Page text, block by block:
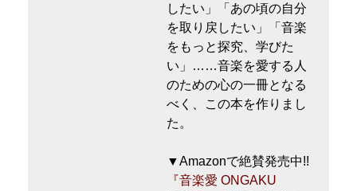
したい」「あの頃の自分
を取り戻したい」「音楽
をもっと探究、学びた
い」……音楽を愛する人
のための心の一冊となる
べく、この本を作りまし
た。
▼Amazonで絶賛発売中!!
『音楽愛 ONGAKU